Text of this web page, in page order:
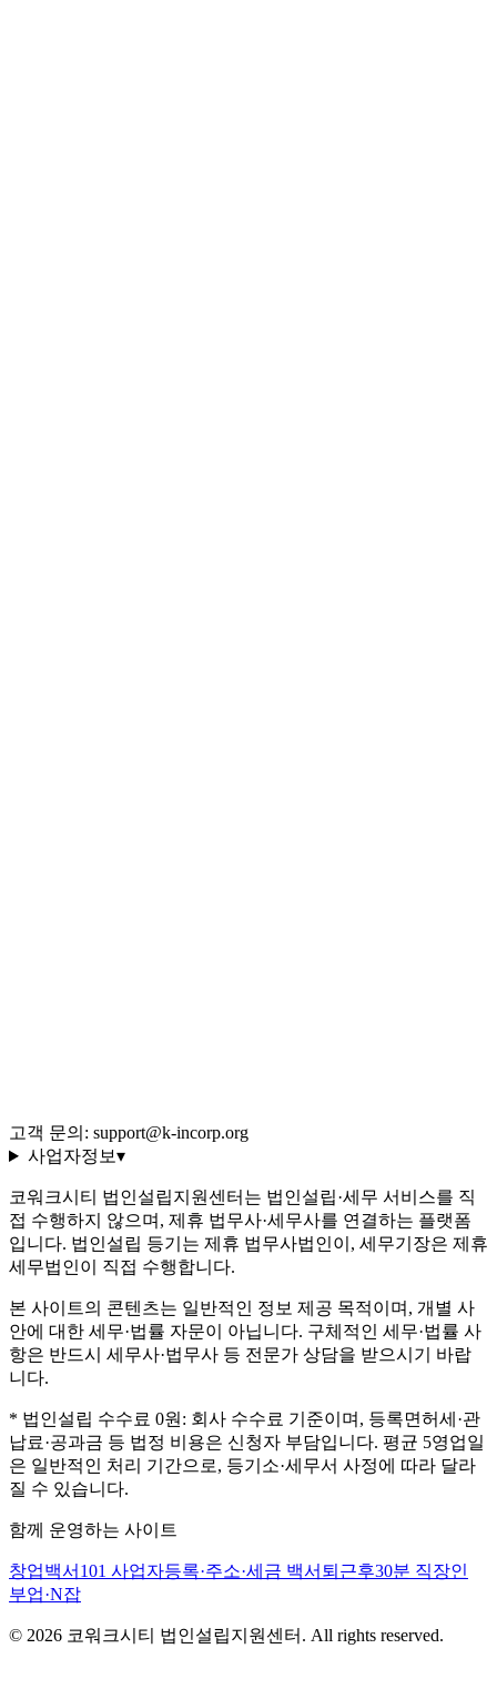
고객 문의: support@k-incorp.org
사업자정보▾
코워크시티 법인설립지원센터는 법인설립·세무 서비스를 직
접 수행하지 않으며, 제휴 법무사·세무사를 연결하는 플랫폼
입니다. 법인설립 등기는 제휴 법무사법인이, 세무기장은 제휴
세무법인이 직접 수행합니다.
본 사이트의 콘텐츠는 일반적인 정보 제공 목적이며, 개별 사
안에 대한 세무·법률 자문이 아닙니다. 구체적인 세무·법률 사
항은 반드시 세무사·법무사 등 전문가 상담을 받으시기 바랍
니다.
* 법인설립 수수료 0원: 회사 수수료 기준이며, 등록면허세·관
납료·공과금 등 법정 비용은 신청자 부담입니다. 평균 5영업일
은 일반적인 처리 기간으로, 등기소·세무서 사정에 따라 달라
질 수 있습니다.
함께 운영하는 사이트
창업백서101 사업자등록·주소·세금 백서 퇴근후30분 직장인
부업·N잡
© 2026 코워크시티 법인설립지원센터. All rights reserved.